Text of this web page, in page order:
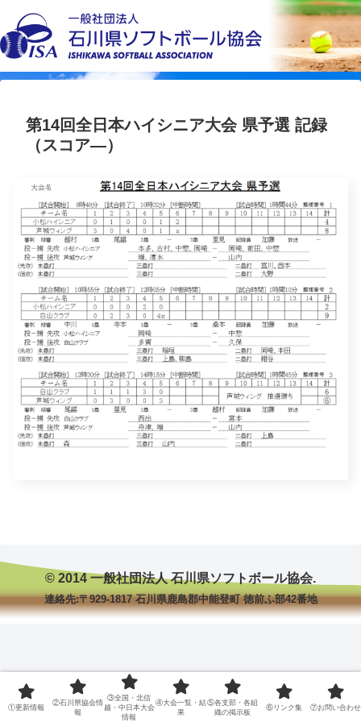
第14回全日本ハイシニア大会 県予選 記録
（スコア―）
© 2014 一般社団法人 石川県ソフトボール協会.
連絡先:〒929-1817 石川県鹿島郡中能登町 徳前ふ部42番地
①更新情報
②石川県協会情
報
③全国・北信
越・中日本大会
情報
④大会一覧・結
果
⑤各支部・各組
織の掲示板
⑥リンク集 ⑦お問い合わせ